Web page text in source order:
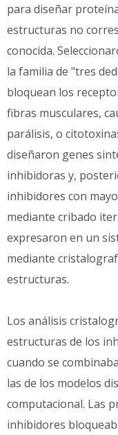
para diseñar
estructuras no
conocida.
la familia de "tres
bloquean los
fibras musculares,
parálisis, o
diseñaron genes
inhibidoras y,
inhibidores con
mediante cribado
expresaron en un
mediante
estructuras.
Los análisis
estructuras de los
cuando se
las de los modelos
computacional. Las
inhibidores